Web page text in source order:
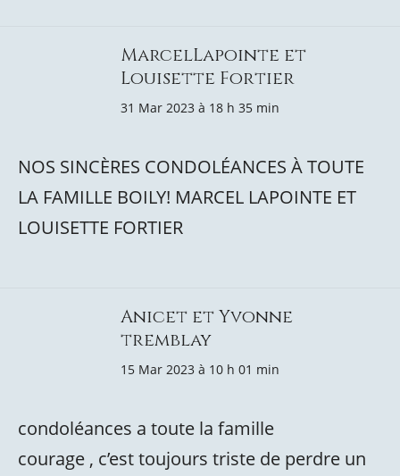
MarcelLapointe et
Louisette Fortier
31 Mar 2023 à 18 h 35 min
NOS SINCÈRES CONDOLÉANCES À TOUTE
LA FAMILLE BOILY! MARCEL LAPOINTE ET
LOUISETTE FORTIER
Anicet et Yvonne
tremblay
15 Mar 2023 à 10 h 01 min
condoléances a toute la famille
courage , c’est toujours triste de perdre un